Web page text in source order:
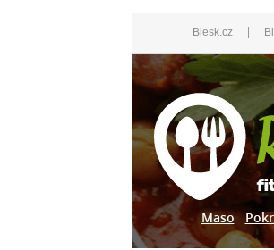
Blesk.cz |
Maso